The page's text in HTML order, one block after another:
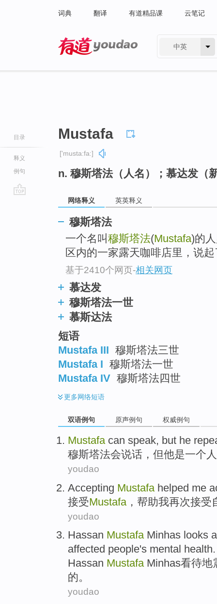
词典 翻译 有道精品课 云笔记
中英
目录
释义
例句
Mustafa
['musta:fa:]
n. 穆斯塔法（人名）；慕达发（
网络释义 英英释义
穆斯塔法
一个名叫 穆斯塔法(Mustafa)的
区内的一家露天咖啡店里，说
基于2410个网页-相关网页
慕达发
穆斯塔法一世
慕斯达法
短语
Mustafa III 穆斯塔法三世
Mustafa I 穆斯塔法一世
Mustafa IV 穆斯塔法四世
更多网络短语
双语例句 原声例句 权威例句
Mustafa can speak, but he
穆斯塔法会说话 ， 但他是一个 人
youdao
Accepting Mustafa helped me
接受Mustafa ， 帮助我再次接受
youdao
Hassan Mustafa Minhas looks
affected people's mental health.
Hassan Mustafa Minhas看待地
的。
youdao